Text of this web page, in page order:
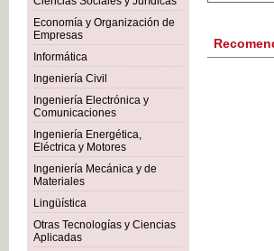
Economía y Organización de
Empresas
Informática
Ingeniería Civil
Ingeniería Electrónica y
Comunicaciones
Ingeniería Energética,
Eléctrica y Motores
Ingeniería Mecánica y de
Materiales
Lingüística
Otras Tecnologías y Ciencias
Aplicadas